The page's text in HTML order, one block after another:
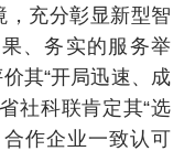
，充分彰显新型智
、务实的服务举
其“开局迅速、成
社科联肯定其“选
作企业一致认可